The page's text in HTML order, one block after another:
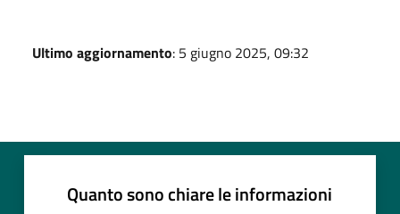
Ultimo aggiornamento: 5 giugno 2025, 09:32
Quanto sono chiare le informazioni